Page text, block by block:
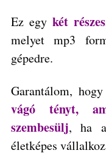
Ez egykét
melyet mp3
gépedre.
Garantálom,
vágó tényt,
szembesülj, ha
életképes